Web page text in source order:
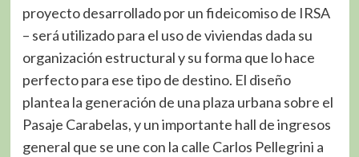
proyecto desarrollado por un fideicomiso de IRSA
– será utilizado para el uso de viviendas dada su
organización estructural y su forma que lo hace
perfecto para ese tipo de destino. El diseño
plantea la generación de una plaza urbana sobre el
Pasaje Carabelas, y un importante hall de ingresos
general que se une con la calle Carlos Pellegrini a